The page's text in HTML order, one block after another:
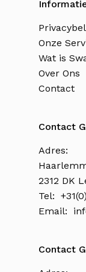
Onze
Wat is
Over Ons
Contact
Contact
Adres:
2312 DK
Tel:
Email:
Contact